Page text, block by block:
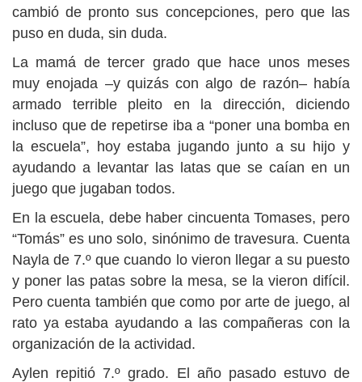
cambió de pronto sus concepciones, pero que las
puso en duda, sin duda.
La mamá de tercer grado que hace unos meses
muy enojada –y quizás con algo de razón– había
armado terrible pleito en la dirección, diciendo
incluso que de repetirse iba a “poner una bomba en
la escuela”, hoy estaba jugando junto a su hijo y
ayudando a levantar las latas que se caían en un
juego que jugaban todos.
En la escuela, debe haber cincuenta Tomases, pero
“Tomás” es uno solo, sinónimo de travesura. Cuenta
Nayla de 7.º que cuando lo vieron llegar a su puesto
y poner las patas sobre la mesa, se la vieron difícil.
Pero cuenta también que como por arte de juego, al
rato ya estaba ayudando a las compañeras con la
organización de la actividad.
Aylen repitió 7.º grado. El año pasado estuvo de